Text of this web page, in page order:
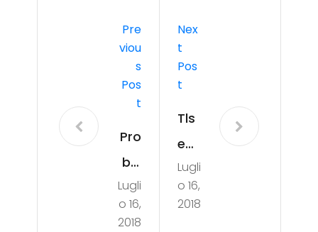
Pre
Viou
S
Pos
T
Pro
ble
ma
con
Lugli
o 16,
2018
Nex
T
Pos
T
Tls
e
con
nes
Lugli
o 16,
2018